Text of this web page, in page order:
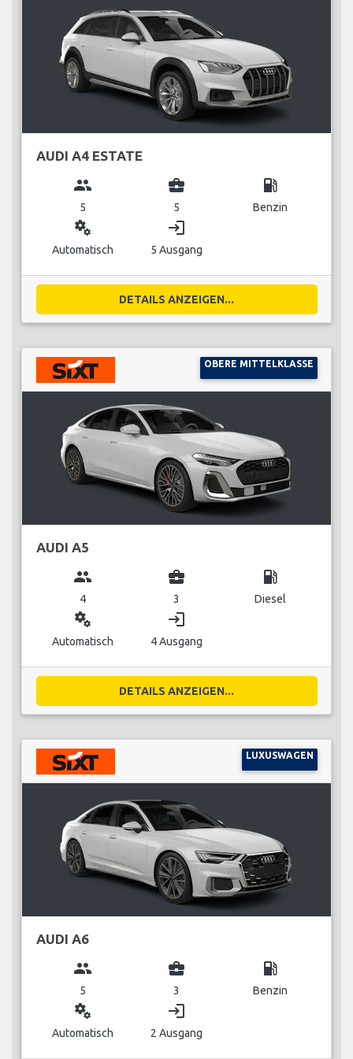
AUDI A4 ESTATE
group
5
business_center
5
local_gas_station
Benzin
miscellaneous_services
Automatisch
login
5 Ausgang
DETAILS ANZEIGEN...
OBERE MITTELKLASSE
AUDI A5
group
4
business_center
3
local_gas_station
Diesel
miscellaneous_services
Automatisch
login
4 Ausgang
DETAILS ANZEIGEN...
LUXUSWAGEN
AUDI A6
group
5
business_center
3
local_gas_station
Benzin
miscellaneous_services
Automatisch
login
2 Ausgang